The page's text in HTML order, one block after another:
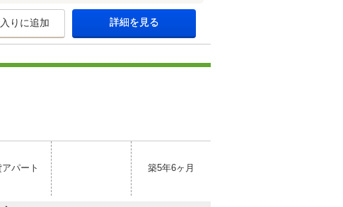
りに追加 詳細を見る
パート 築5年6ヶ月